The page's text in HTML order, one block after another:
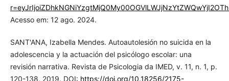
Acesso em: 12 ago. 2024.
SANT'ANA, Izabella Mendes. Autoautolesión no suicida en la
adolescencia y la actuación del psicólogo escolar: una
revisión narrativa. Revista de Psicologia da IMED, v. 11, n. 1, p.
120-138, 2019. DOI: https://doi.org/10.18256/2175-